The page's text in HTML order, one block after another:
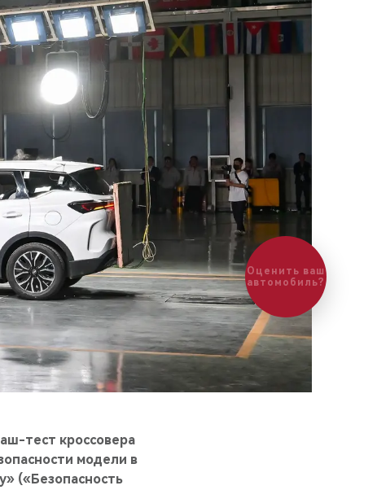
тест кроссовера
модели в
(«Безопасность
Оценить ваш
автомобиль?